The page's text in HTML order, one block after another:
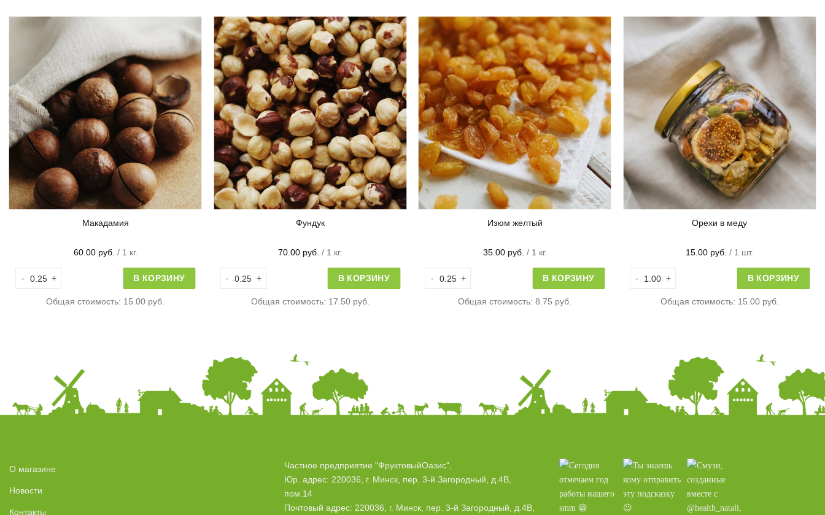
Макадамия
60.00 руб. / 1 кг.
Количество товара Макадамия
В КОРЗИНУ
Общая стоимость: 15.00 руб.
Фундук
70.00 руб. / 1 кг.
В КОРЗИНУ
Общая стоимость: 17.50 руб.
Изюм желтый
35.00 руб. / 1 кг.
Количество товара Изюм желтый
В КОРЗИНУ
Общая стоимость:8.75 руб.
Орехи в меду
15.00 руб. / 1 шт.
Количество товара Орехи в меду
В КОРЗИНУ
Общая стоимость: 15.00 руб.
О магазине
Новости
Контакты
Частное предприятие "ФруктовыйОазис",
Юр. адрес: 220036, г. Минск, пер. 3-й Загородный, д.4В,
пом.14
Почтовый адрес: 220036, г. Минск, пер. 3-й Загородный, д.4В,